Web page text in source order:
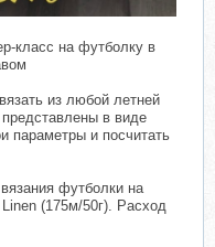
класс на футболку в
из любой летней
в виде
параметры и посчитать
футболки на
(175м/50г). Расход